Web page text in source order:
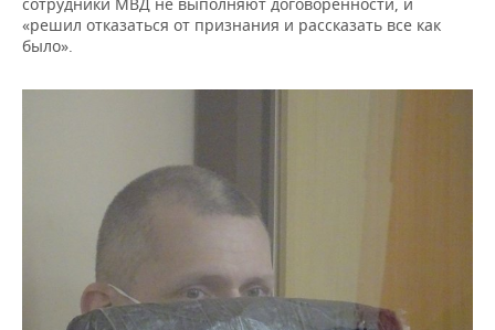
сотрудники МВД не выполняют договоренности, и
«решил отказаться от признания и рассказать все как
было».